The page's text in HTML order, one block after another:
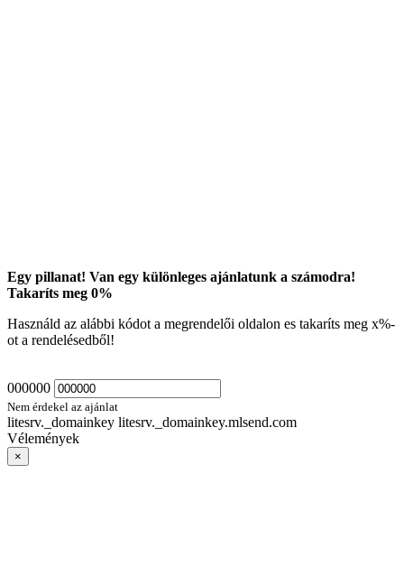
Egy pillanat! Van egy különleges ajánlatunk a számodra!
Takaríts meg 0%
Használd az alábbi kódot a megrendelői oldalon es takaríts meg x%-
ot a rendelésedből!
000000
Nem érdekel az ajánlat
litesrv._domainkey litesrv._domainkey.mlsend.com
Vélemények
×